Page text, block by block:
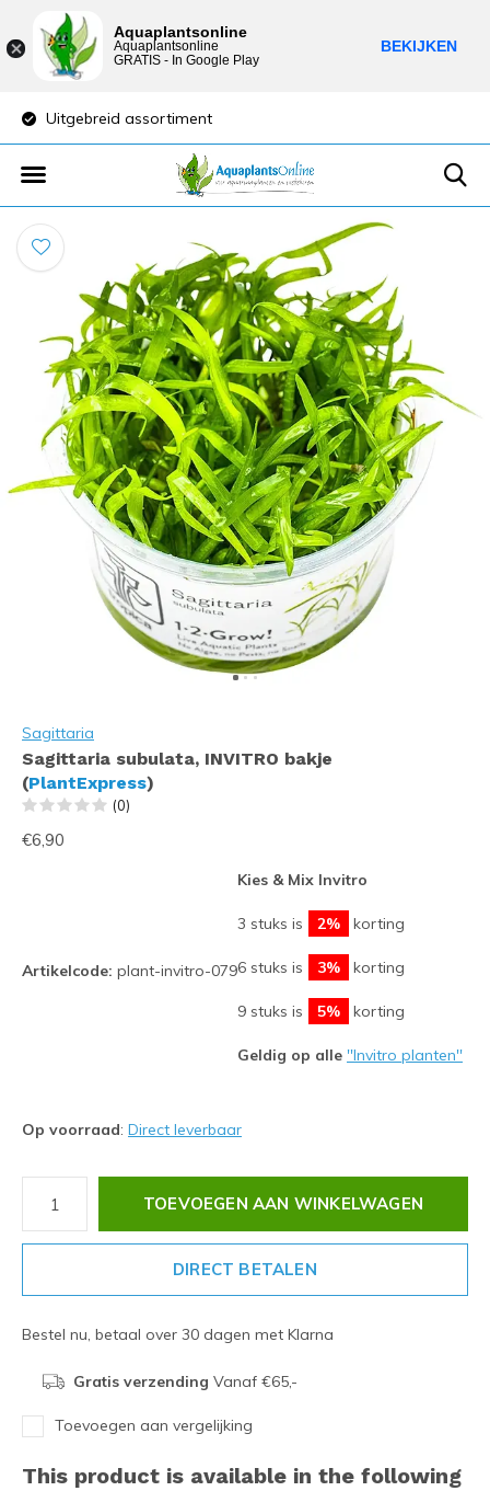
assortiment
Sagittaria
Sagittaria subulata, INVITRO bakje
(PlantExpress)
(0)
€6,90
Artikelcode: plant-invitro-079
Kies & Mix Invitro
3 stuks is 2% korting
6 stuks is 3% korting
9 stuks is 5% korting
Geldig op alle ''Invitro planten''
Op voorraad: Direct leverbaar
TOEVOEGEN AAN WINKELWAGEN
DIRECT BETALEN
Bestel nu, betaal over 30 dagen met Klarna
Gratis verzending Vanaf €65,-
Toevoegen aan vergelijking
This product is available in the following
Aquaplantsonline
Aquaplantsonline
GRATIS - In Google Play
BEKIJKEN